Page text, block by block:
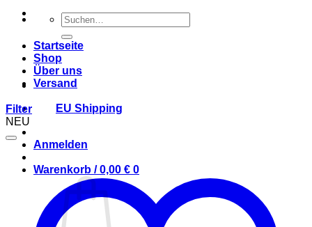
Suchen
nach:
Startseite
Shop
Über uns
Versand
EU Shipping
Anmelden
Warenkorb /0,00 € 0
Filter
NEU